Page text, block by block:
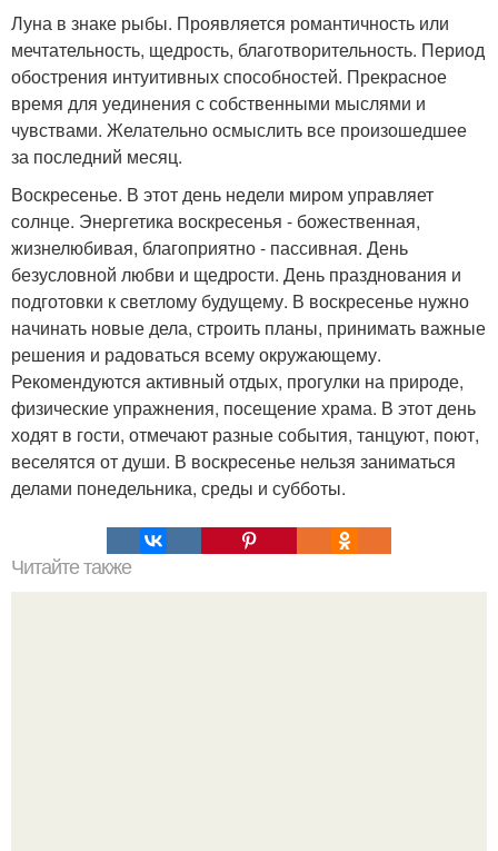
Луна в знаке рыбы. Проявляется романтичность или
мечтательность, щедрость, благотворительность. Период
обострения интуитивных способностей. Прекрасное
время для уединения с собственными мыслями и
чувствами. Желательно осмыслить все произошедшее
за последний месяц.
Воскресенье. В этот день недели миром управляет
солнце. Энергетика воскресенья - божественная,
жизнелюбивая, благоприятно - пассивная. День
безусловной любви и щедрости. День празднования и
подготовки к светлому будущему. В воскресенье нужно
начинать новые дела, строить планы, принимать важные
решения и радоваться всему окружающему.
Рекомендуются активный отдых, прогулки на природе,
физические упражнения, посещение храма. В этот день
ходят в гости, отмечают разные события, танцуют, поют,
веселятся от души. В воскресенье нельзя заниматься
делами понедельника, среды и субботы.
Читайте также